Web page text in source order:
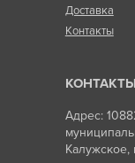
Доставка
Контакты
КОНТАКТЫ
Адрес:
Калужское,